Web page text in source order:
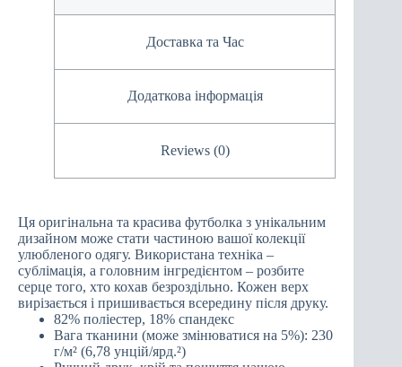
Доставка та Час
Додаткова інформація
Reviews (0)
Ця оригінальна та красива футболка з унікальним
дизайном може стати частиною вашої колекції
улюбленого одягу. Використана техніка –
сублімація, а головним інгредієнтом – розбите
серце того, хто кохав безроздільно. Кожен верх
вирізається і пришивається всередину після друку.
82% поліестер, 18% спандекс
Вага тканини (може змінюватися на 5%): 230
г/м² (6,78 унцій/ярд.²)